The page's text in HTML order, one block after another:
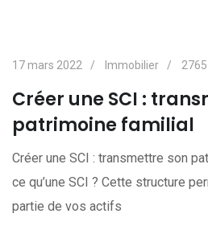
17 mars 2022 Immobilier 2765
Créer une SCI :
patrimoine familial
Créer une SCI : transmettre son
ce qu’une SCI ? Cette structure
partie de vos actifs